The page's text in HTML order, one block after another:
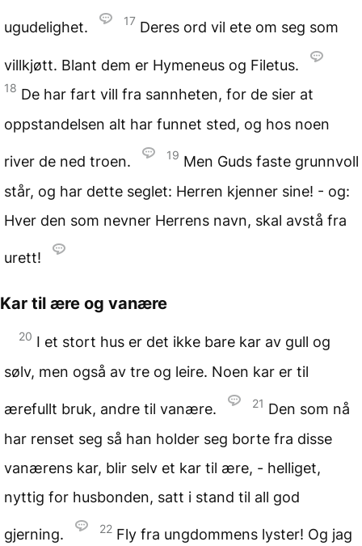
ugudelighet. 17 Deres ord vil ete om seg som
villkjøtt. Blant dem er Hymeneus og Filetus.
18 De har fart vill fra sannheten, for de sier at
oppstandelsen alt har funnet sted, og hos noen
river de ned troen. 19 Men Guds faste grunnvoll
står, og har dette seglet: Herren kjenner sine! - og:
Hver den som nevner Herrens navn, skal avstå fra
urett!
Kar til ære og vanære
20 I et stort hus er det ikke bare kar av gull og
sølv, men også av tre og leire. Noen kar er til
ærefullt bruk, andre til vanære. 21 Den som nå
har renset seg så han holder seg borte fra disse
vanærens kar, blir selv et kar til ære, - helliget,
nyttig for husbonden, satt i stand til all god
gjerning. 22 Fly fra ungdommens lyster! Og jag